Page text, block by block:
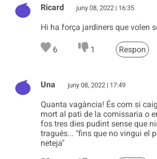
Ricard juny 08, 2022 | 16:35
Hi ha força jardiners que volen
6 1 Respon
Una juny 08, 2022 | 17:49
Quanta vagància! És com si
mort al pati de la comissaria o
fos tres dies pudint sense que
tragués... "fins que no vingui el
neteja"